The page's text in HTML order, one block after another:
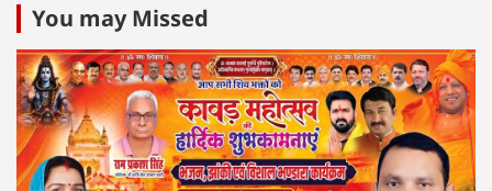
s
A
p
p
e
b
o
o
k
er e
dI
n
You may Missed